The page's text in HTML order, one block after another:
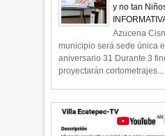
y no tan
Azucena
municipio será sede única
aniversario 31 Durante 3
proyectarán cortometrajes...